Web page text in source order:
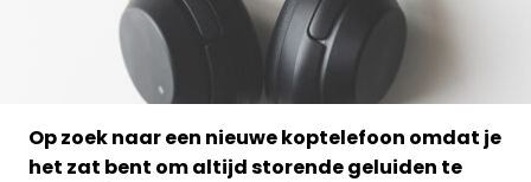
Op zoek naar een nieuwe koptelefoon omdat je
het zat bent om altijd storende geluiden te